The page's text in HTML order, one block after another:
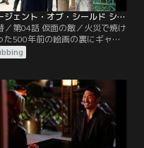
エージェント・オブ・シールド シーズン2 第04話／吹替【MARVEL】
／第04話 仮面の敵／火災で焼け
た500年前の絵画の裏にギャレ
が取り憑かれたように刻んだの
じ記号が見つかる。コールソン
チャリティパーティーに潜入す
スカイは記号についての調査を
られているが、詳しいことは知
れず不満を抱く。コールソンは
の潜入中に…。